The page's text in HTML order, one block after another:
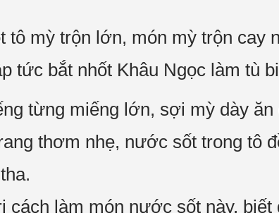
tô mỳ trộn lớn, món mỳ trộn cay
tức bắt nhốt Khâu Ngọc làm tù
từng miếng lớn, sợi mỳ dày ăn
thơm nhẹ, nước sốt trong tô
cách làm món nước sốt này,